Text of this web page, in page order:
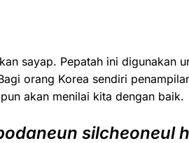
sayap. Pepatah ini digunakan
orang Korea sendiri
akan menilai kita dengan baik.
silcheoneul